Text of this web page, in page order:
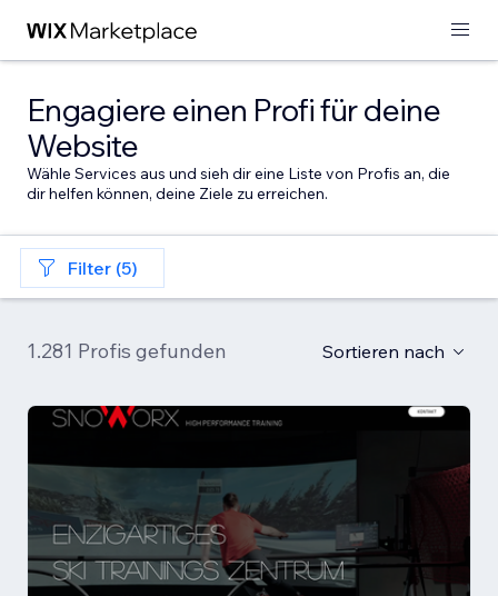
Engagiere einen Profi für deine
Website
Wähle Services aus und sieh dir eine Liste von Profis an, die
dir helfen können, deine Ziele zu erreichen.
Filter (5)
1.281 Profis gefunden Sortieren nach